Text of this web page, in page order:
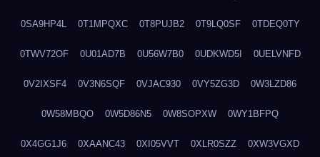
0SA9HP4L 0T1MPQXC 0T8PUJB2 0T9LQ0SF 0TDEQ0TY
0TWV72OF 0U01AD7B 0U56W7B0 0UDKWD5I 0UELVNFD
0V2IXSF4 0V3N6SQF 0VJAC930 0VY5ZG3D 0W3LZD86
0W58MBQO 0W5D86N5 0W8SOPXW 0WY1BFPQ
0X4GG1J6 0XAANC43 0XI05VVT 0XLR0SZZ 0XW3VGXD